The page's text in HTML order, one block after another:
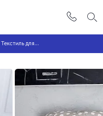
Текстиль для
кухни